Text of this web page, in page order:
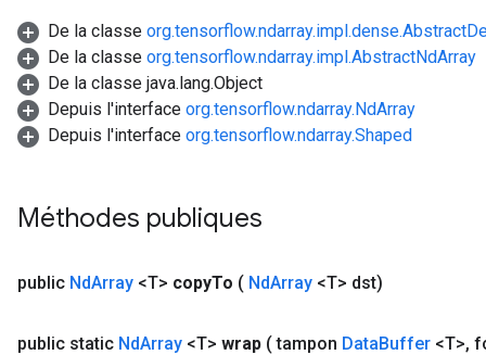
De la classe
De la classe org.tensorflow.ndarray.impl.AbstractNdArray
De la classe java.lang.Object
Depuis l'interface org.tensorflow.ndarray.NdArray
Depuis l'interface org.tensorflow.ndarray.Shaped
Méthodes publiques
public NdArray <T> copyTo ( NdArray <T> dst)
public static NdArray <T> wrap ( tampon DataBuffer <T>,